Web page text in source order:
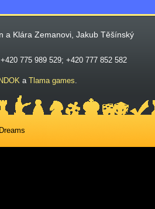
a Klára Zemanovi, Jakub Těšínský
775 989 529; +420 777 852 582
a Tlama games.